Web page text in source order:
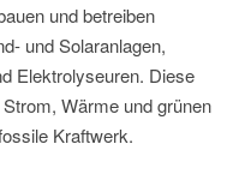
und betreiben
und Solaranlagen,
Elektrolyseuren. Diese
Wärme und grünen
Kraftwerk.